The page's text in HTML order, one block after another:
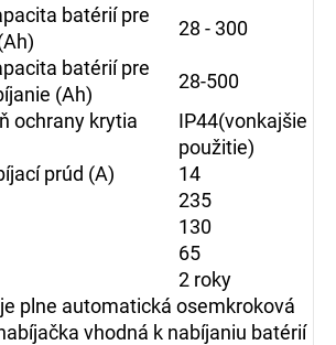
batérií pre
28 - 300
batérií pre
(Ah)
28-500
ochrany krytia
IP44(vonkajšie
použitie)
prúd (A)
14
235
130
65
2 roky
je plne automatická osemkroková
vhodná k nabíjaniu batérií